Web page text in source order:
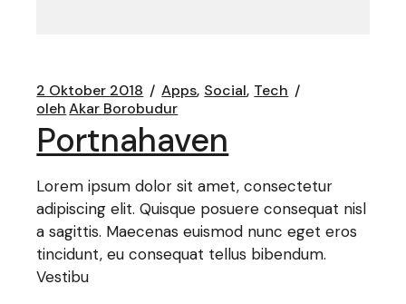
2 Oktober 2018 Apps Social Tech
oleh Akar Borobudur
Portnahaven
Lorem ipsum dolor sit amet, consectetur
adipiscing elit. Quisque posuere consequat nisl
a sagittis. Maecenas euismod nunc eget eros
tincidunt, eu consequat tellus bibendum.
Vestibu